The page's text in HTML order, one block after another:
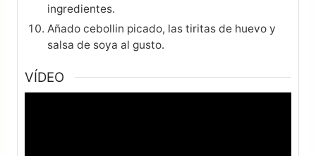
ingredientes.
Añado cebollin picado, las tiritas de huevo y
salsa de soya al gusto.
VÍDEO